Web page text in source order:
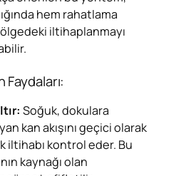
hem rahatlama
iltihaplanmayı
Soğuk, dokulara
kan akışını geçici olarak
iltihabı kontrol eder. Bu
kaynağı olan